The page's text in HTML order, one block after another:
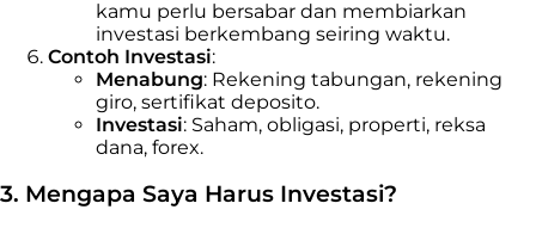
kamu perlu bersabar dan membiarkan
investasi berkembang seiring waktu.
Contoh Investasi:
Menabung: Rekening tabungan, rekening
giro, sertifikat deposito.
Investasi: Saham, obligasi, properti, reksa
dana, forex.
3. Mengapa Saya Harus Investasi?